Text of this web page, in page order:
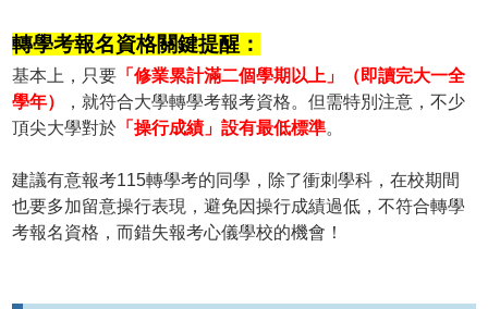
轉學考報名資格關鍵提醒：
基本上，只要 「修業累計滿二個學期以上」（即讀完大一全
學年）
，就符合大學轉學考報考資格。但需特別注意，不少
頂尖大學對於 「操行成績」設有最低標準。
建議有意報考115轉學考的同學，除了衝刺學科，在校期間
也要多加留意操行表現，避免因操行成績過低，不符合轉學
考報名資格，而錯失報考心儀學校的機會！